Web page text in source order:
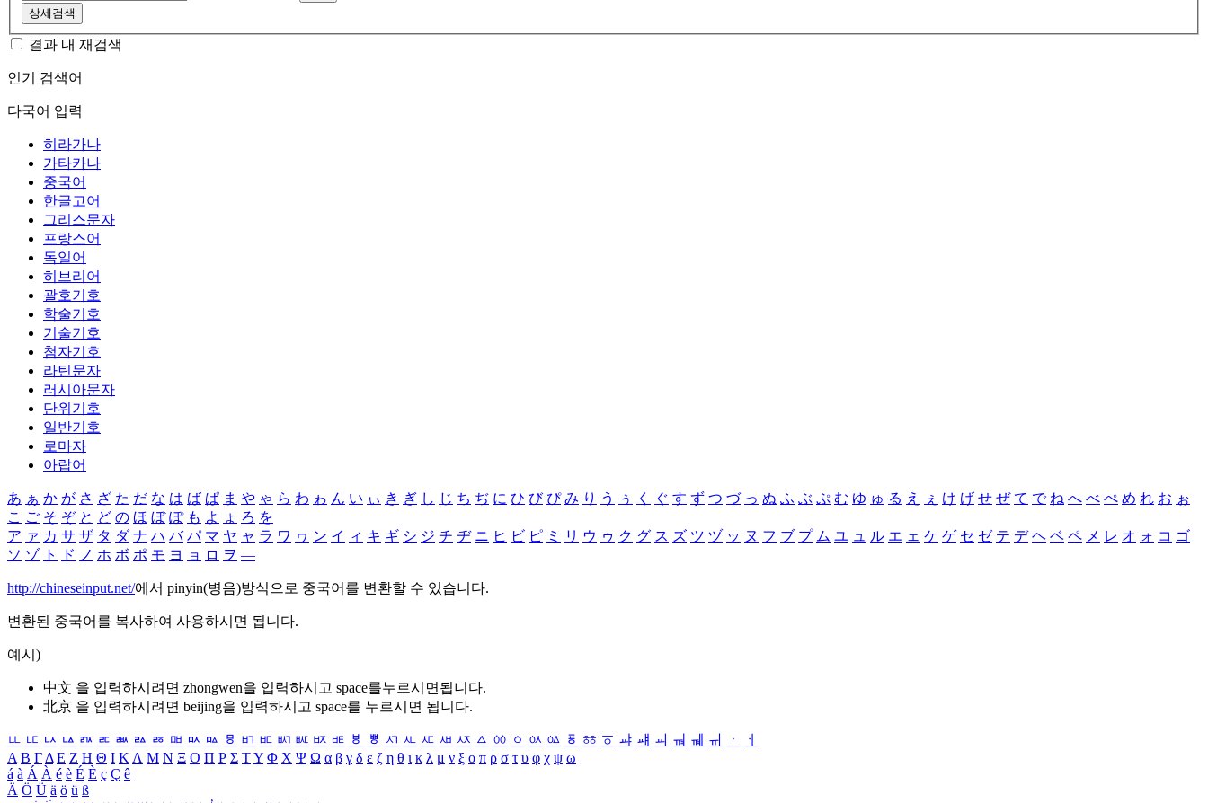
상세검색
결과 내 재검색
인기 검색어
다국어 입력
히라가나
가타카나
중국어
한글고어
그리스문자
프랑스어
독일어
히브리어
괄호기호
학술기호
기술기호
첨자기호
라틴문자
러시아문자
단위기호
일반기호
로마자
아랍어
あ ぁ か が さ ざ た だ な は ば ぱ ま や ゃ ら わ ゎ ん い ぃ き ぎ し じ ち ぢ に ひ び ぴ み り う ぅ く ぐ す ず つ づ っ ぬ ふ ぶ ぷ む ゆ ゅ る え ぇ け げ せ ぜ て で ね へ べ ぺ め れ お ぉ
こ ご そ ぞ と ど の ほ ぼ ぽ も よ ょ ろ を
ア ァ カ サ ザ タ ダ ナ ハ バ パ マ ヤ ャ ラ ワ ヮ ン イ ィ キ ギ シ ジ チ ヂ ニ ヒ ビ ピ ミ リ ウ ゥ ク グ ス ズ ツ ヅ ッ ヌ フ ブ プ ム ユ ュ ル エ ェ ケ ゲ セ ゼ テ デ ヘ ベ ペ メ レ オ ォ コ ゴ
ソ ゾ ト ド ノ ホ ボ ポ モ ヨ ョ ロ ヲ ―
http://chineseinput.net/에서 pinyin(병음)방식으로 중국어를 변환할 수 있습니다.
변환된 중국어를 복사하여 사용하시면 됩니다.
예시)
中文 을 입력하시려면 zhongwen을 입력하시고 space를누르시면됩니다.
北京 을 입력하시려면 beijing을 입력하시고 space를 누르시면 됩니다.
ㅥ ㅦ ㅧ ㅨ ㅩ ㅪ ㅫ ㅬ ㅭ ㅮ ㅯ ㅰ ㅱ ㅲ ㅳ ㅴ ㅵ ㅶ ㅷ ㅸ ㅹ ㅺ ㅻ ㅼ ㅽ ㅾ ㅿ ㆀ ㆁ ㆂ ㆃ ㆄ ㆅ ㆆ ㆇ ㆈ ㆉ ㆊ ㆋ ㆌ ㆍ
ㆎ
Α Β ΓΔ Ε Ζ Η Θ Ι ΚΛ Μ Ν Ξ Ο Π Ρ Σ ΤΥ Φ Χ Ψ Ω α β γ δ ε ζ η θ ι κ λ μ ν ξ ο π ρ σ τ υ φ χ ψ ω
á à Á À é è É È ç Ç ê
Ä Ö Ü ä ö ü ß